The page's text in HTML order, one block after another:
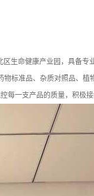
生命健康产业园，具备
标准品、杂质对照品、
一支产品的质量，积极